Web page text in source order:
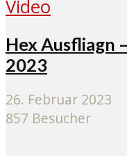
Video
Hex Ausfliagn
2023
26. Februar 2023
857 Besucher